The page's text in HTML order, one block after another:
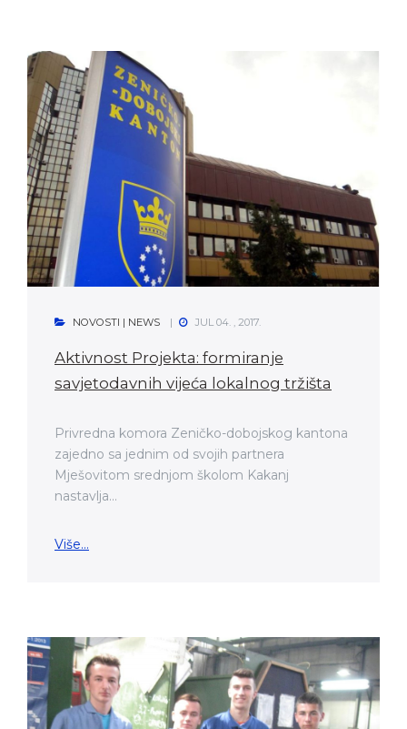
NOVOSTI | NEWS JUL 04. , 2017.
Aktivnost Projekta: formiranje
savjetodavnih vijeća lokalnog tržišta
Privredna komora Zeničko-dobojskog kantona
zajedno sa jednim od svojih partnera
Mješovitom srednjom školom Kakanj
nastavlja...
Više...